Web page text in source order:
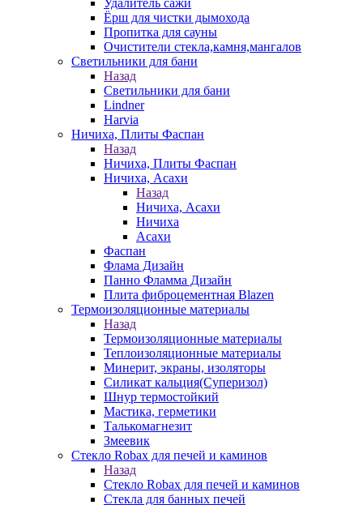
Удалитель сажи
Ёрш для чистки дымохода
Пропитка для сауны
Очистители стекла,камня,мангалов
Светильники для бани
Назад
Светильники для бани
Lindner
Harvia
Ничиха, Плиты Фаспан
Назад
Ничиха, Плиты Фаспан
Ничиха, Асахи
Назад
Ничиха, Асахи
Ничиха
Асахи
Фаспан
Флама Дизайн
Панно Фламма Дизайн
Плита фиброцементная Blazen
Термоизоляционные материалы
Назад
Термоизоляционные материалы
Теплоизоляционные материалы
Минерит, экраны, изоляторы
Силикат кальция(Суперизол)
Шнур термостойкий
Мастика, герметики
Талькомагнезит
Змеевик
Стекло Robax для печей и каминов
Назад
Стекло Robax для печей и каминов
Стекла для банных печей